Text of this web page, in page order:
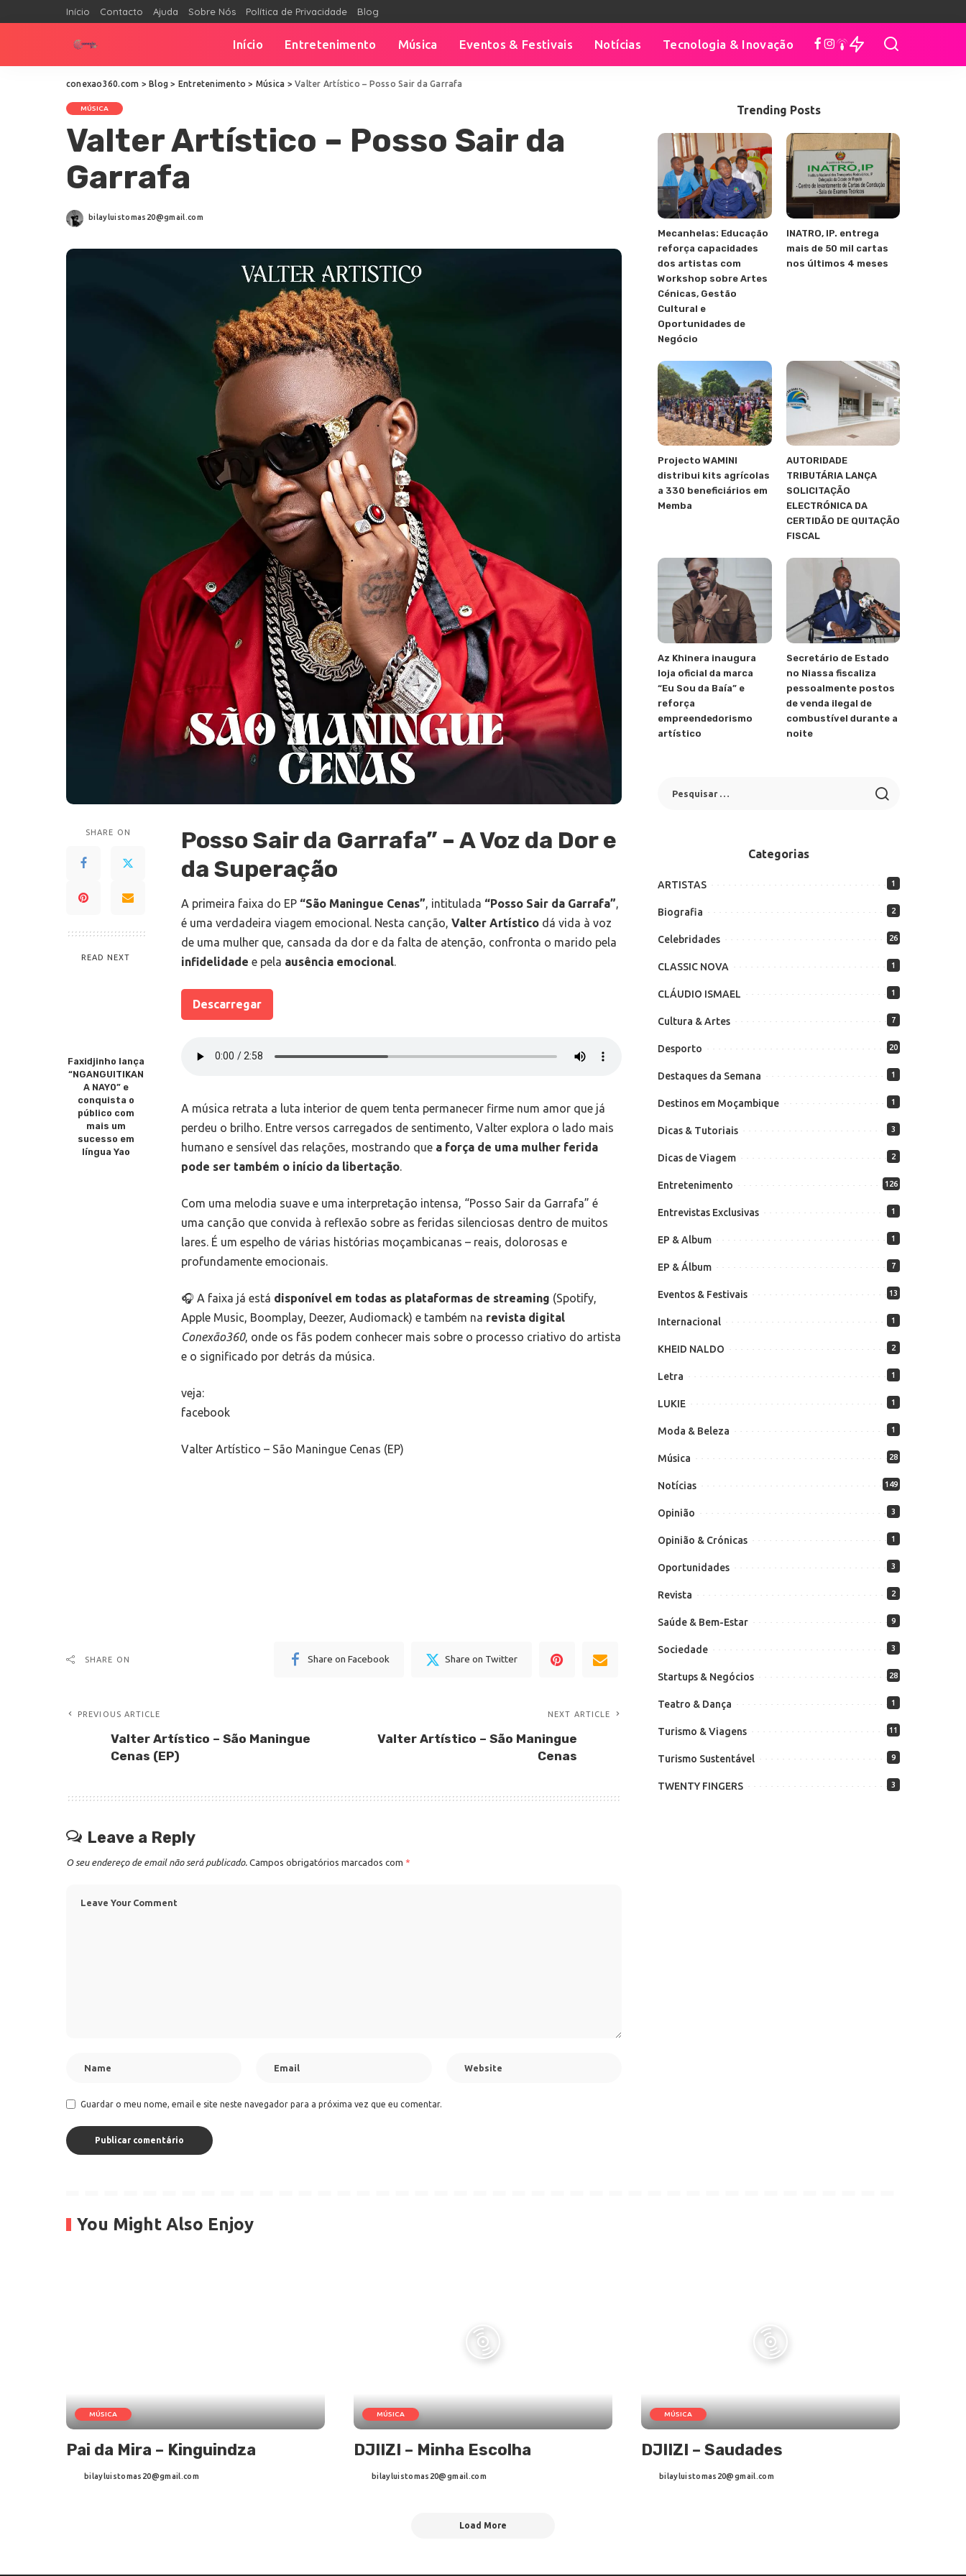
Início Contacto Ajuda Sobre Nós Política de Privacidade Blog
Início Entretenimento Música Eventos & Festivais Notícias Tecnologia & Inovação
conexao360.com >Blog > Entretenimento > Música >Valter Artístico – Posso Sair da Garrafa
MÚSICA
Valter Artístico – Posso Sair da
Garrafa
Posted
bilayluistomas20@gmail.com
SHARE ON
READ NEXT
Faxidjinho lança
“NGANGUITIKAN
A NAYO” e
conquista o
público com
mais um
sucesso em
língua Yao
Posso Sair da Garrafa” – A Voz da Dor e
da Superação
A primeira faixa do EP “São Maningue Cenas”, intitulada “Posso Sair da Garrafa”,
é uma verdadeira viagem emocional. Nesta canção, Valter Artístico dá vida à voz
de uma mulher que, cansada da dor e da falta de atenção, confronta o marido pela
infidelidade e pela ausência emocional.
Descarregar
A música retrata a luta interior de quem tenta permanecer firme num amor que já
perdeu o brilho. Entre versos carregados de sentimento, Valter explora o lado mais
humano e sensível das relações, mostrando que a força de uma mulher ferida
pode ser também o início da libertação.
Com uma melodia suave e uma interpretação intensa, “Posso Sair da Garrafa” é
uma canção que convida à reflexão sobre as feridas silenciosas dentro de muitos
lares. É um espelho de várias histórias moçambicanas – reais, dolorosas e
profundamente emocionais.
🎧 A faixa já está disponível em todas as plataformas de streaming (Spotify,
Apple Music, Boomplay, Deezer, Audiomack) e também na revista digital
Conexão360, onde os fãs podem conhecer mais sobre o processo criativo do artista
e o significado por detrás da música.
veja:
facebook
Valter Artístico – São Maningue Cenas (EP)
SHARE ON Share on Facebook Share on Twitter
PREVIOUS ARTICLE
Valter Artístico – São Maningue
Cenas (EP)
NEXT ARTICLE
Valter Artístico – São Maningue
Cenas
Leave a Reply
O seu endereço de email não será publicado. Campos obrigatórios marcados com *
Guardar o meu nome, email e site neste navegador para a próxima vez que eu comentar.
Trending Posts
Mecanhelas: Educação
reforça capacidades
dos artistas com
Workshop sobre Artes
Cénicas, Gestão
Cultural e
Oportunidades de
Negócio
INATRO, IP. entrega
mais de 50 mil cartas
nos últimos 4 meses
Projecto WAMINI
distribui kits agrícolas
a 330 beneficiários em
Memba
AUTORIDADE
TRIBUTÁRIA LANÇA
SOLICITAÇÃO
ELECTRÓNICA DA
CERTIDÃO DE QUITAÇÃO
FISCAL
Az Khinera inaugura
loja oficial da marca
“Eu Sou da Baía” e
reforça
empreendedorismo
artístico
Secretário de Estado
no Niassa fiscaliza
pessoalmente postos
de venda ilegal de
combustível durante a
noite
Categorias
ARTISTAS 1
Biografia 2
Celebridades 26
CLASSIC NOVA 1
CLÁUDIO ISMAEL 1
Cultura & Artes 7
Desporto 20
Destaques da Semana 1
Destinos em Moçambique 1
Dicas & Tutoriais 3
Dicas de Viagem 2
Entretenimento 126
Entrevistas Exclusivas 1
EP & Album 1
EP & Álbum 7
Eventos & Festivais 13
Internacional 1
KHEID NALDO 2
Letra 1
LUKIE 1
Moda & Beleza 1
Música 28
Notícias 149
Opinião 3
Opinião & Crónicas 1
Oportunidades 3
Revista 2
Saúde & Bem-Estar 9
Sociedade 3
Startups & Negócios 28
Teatro & Dança 1
Turismo & Viagens 11
Turismo Sustentável 9
TWENTY FINGERS 3
You Might Also Enjoy
MÚSICA
Pai da Mira – Kinguindza
Posted
bilayluistomas20@gmail.com
MÚSICA
DJIIZI – Minha Escolha
Posted
bilayluistomas20@gmail.com
MÚSICA
DJIIZI – Saudades
Posted
bilayluistomas20@gmail.com
Load More